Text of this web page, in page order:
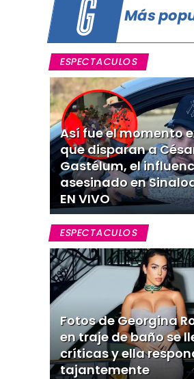
Más
ESPECTACULOS
Así fue el momento
que disparan a
Gastélum, el
asesinado en
EN VIVO
ESPECTACULOS
Fotos de Georgina
en traje de baño se
críticas y ella
tajantemente